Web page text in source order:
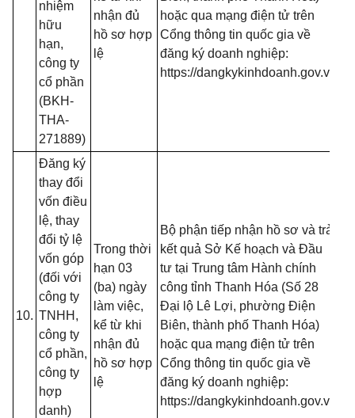
nhiệm
hữu
hạn,
công ty
cổ phần
(BKH-
THA-
271889)
nhận đủ
hồ sơ hợp
lệ
hoặc qua mạng điện tử trên
Cổng thông tin quốc gia về
đăng ký doanh nghiệp:
https://dangkykinhdoanh.gov.vn
10.
Đăng ký
thay đổi
vốn điều
lệ, thay
đổi tỷ lệ
vốn góp
(đối với
công ty
TNHH,
công ty
cổ phần,
công ty
hợp
danh)
Trong thời
hạn 03
(ba) ngày
làm việc,
kể từ khi
nhận đủ
hồ sơ hợp
lệ
Bộ phận tiếp nhận hồ sơ và trả
kết quả Sở Kế hoạch và Đầu
tư tại Trung tâm Hành chính
công tỉnh Thanh Hóa (Số 28
Đại lộ Lê Lợi, phường Điện
Biên, thành phố Thanh Hóa)
hoặc qua mạng điện tử trên
Cổng thông tin quốc gia về
đăng ký doanh nghiệp:
https://dangkykinhdoanh.gov.vn